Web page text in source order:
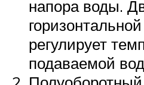
напора воды.
регулирует
подаваемой